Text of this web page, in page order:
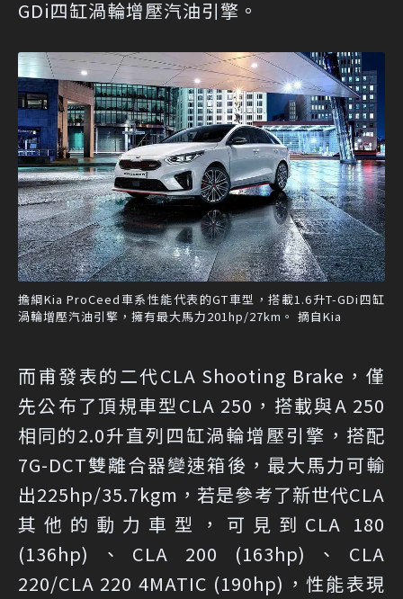
GDi四缸渦輪增壓汽油引擎。
擔綱Kia ProCeed車系性能代表的GT車型，搭載1.6升T-GDi四缸
渦輪增壓汽油引擎，擁有最大馬力201hp/27km。 摘自Kia
而甫發表的二代CLA Shooting Brake，僅
先公布了頂規車型CLA 250，搭載與A 250
相同的2.0升直列四缸渦輪增壓引擎，搭配
7G-DCT雙離合器變速箱後，最大馬力可輸
出225hp/35.7kgm，若是參考了新世代CLA
其他的動力車型，可見到CLA 180
(136hp)、CLA 200 (163hp)、CLA
220/CLA 220 4MATIC (190hp)，性能表現